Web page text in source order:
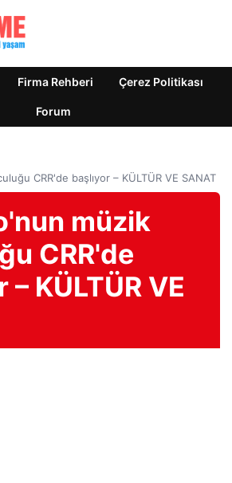
Firma Rehberi Çerez Politikası
Forum
CRR'de başlıyor – KÜLTÜR VE SANAT
müzik
CRR'de
– KÜLTÜR VE